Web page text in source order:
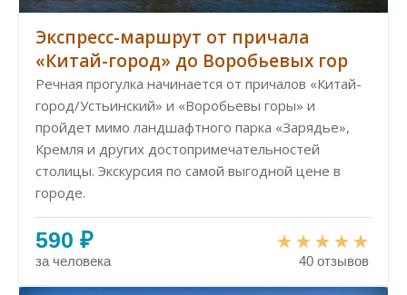
Экспресс-маршрут от причала
«Китай-город» до Воробьевых гор
Речная прогулка начинается от причалов «Китай-
город/Устьинский» и «Воробьевы горы» и
пройдет мимо ландшафтного парка «Зарядье»,
Кремля и других достопримечательностей
столицы. Экскурсия по самой выгодной цене в
городе.
590 ₽
за человека 40 отзывов